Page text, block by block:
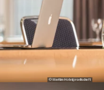
© Maritim Hotelgesellschaft